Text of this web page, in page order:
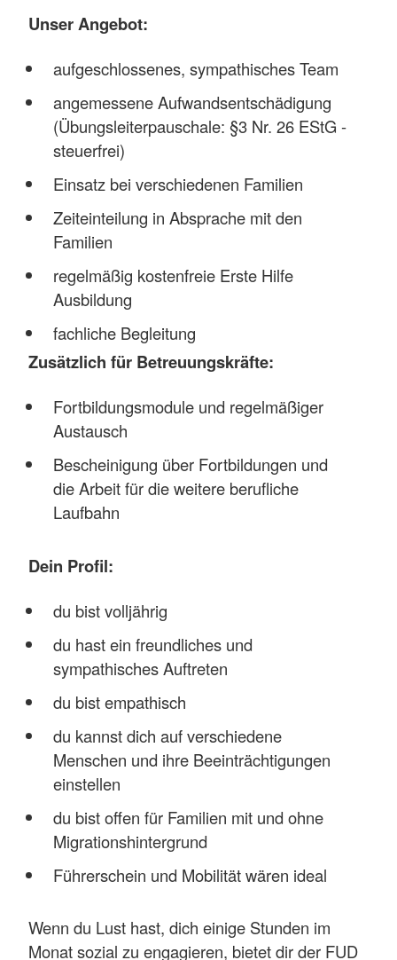
Unser Angebot:
aufgeschlossenes, sympathisches Team
angemessene Aufwandsentschädigung
(Übungsleiterpauschale: §3 Nr. 26 EStG -
steuerfrei)
Einsatz bei verschiedenen Familien
Zeiteinteilung in Absprache mit den
Familien
regelmäßig kostenfreie Erste Hilfe
Ausbildung
fachliche Begleitung
Zusätzlich für Betreuungskräfte:
Fortbildungsmodule und regelmäßiger
Austausch
Bescheinigung über Fortbildungen und
die Arbeit für die weitere berufliche
Laufbahn
Dein Profil:
du bist volljährig
du hast ein freundliches und
sympathisches Auftreten
du bist empathisch
du kannst dich auf verschiedene
Menschen und ihre Beeinträchtigungen
einstellen
du bist offen für Familien mit und ohne
Migrationshintergrund
Führerschein und Mobilität wären ideal
Wenn du Lust hast, dich einige Stunden im
Monat sozial zu engagieren, bietet dir der FUD